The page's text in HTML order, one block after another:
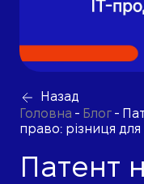
Назад
Головна - Блог -
право: різниця
Патент